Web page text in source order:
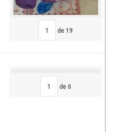
de19
de 6